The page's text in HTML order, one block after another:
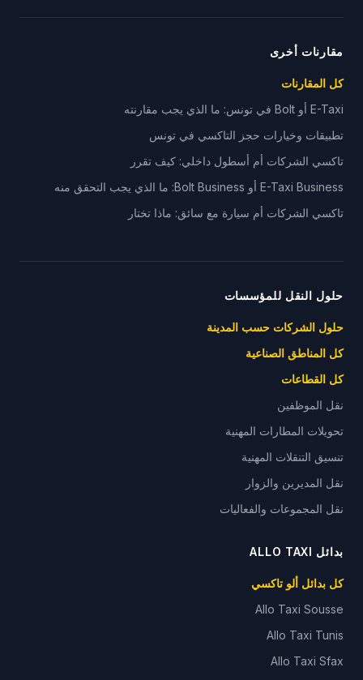
مقارنات أخرى
كل المقارنات
E-Taxi أو Bolt في تونس: ما الذي يجب مقارنته
تطبيقات وخيارات حجز التاكسي في تونس
تاكسي الشركات أم أسطول داخلي: كيف تقرر
E-Taxi Business أو Bolt Business: ما الذي يجب التحقق منه
تاكسي الشركات أم سيارة مع سائق: ماذا تختار
حلول النقل للمؤسسات
حلول الشركات حسب المدينة
كل المناطق الصناعية
كل القطاعات
نقل الموظفين
تحويلات المطارات المهنية
تنسيق التنقلات المهنية
نقل المديرين والزوار
نقل المجموعات والفعاليات
بدائل ALLO TAXI
كل بدائل ألو تاكسي
Allo Taxi Sousse
Allo Taxi Tunis
Allo Taxi Sfax